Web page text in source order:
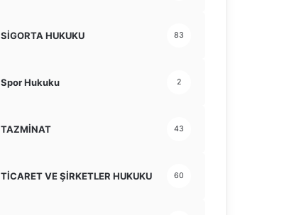
SİGORTA HUKUKU 83
Spor Hukuku 2
TAZMİNAT 43
TİCARET VE ŞİRKETLER HUKUKU 60